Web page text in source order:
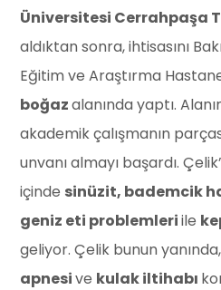
Üniversitesi Cerrahpaşa
aldıktan sonra, ihtisasını
Eğitim ve Araştırma
boğazalanında yaptı.
akademik çalışmanın
unvanı almayı başardı.
içinde sinüzit, bademcik
geniz eti problemleriile
geliyor. Çelik bunun yanında,
apnesive kulak iltihabı